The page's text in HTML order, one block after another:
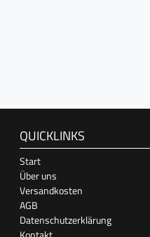
QUICKLINKS
Start
Über uns
Versandkosten
AGB
Datenschutzerklärung